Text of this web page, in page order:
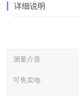
详细说明
测量介质
可售卖地